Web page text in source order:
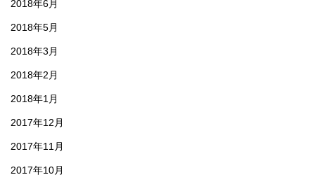
2018年6月
2018年5月
2018年3月
2018年2月
2018年1月
2017年12月
2017年11月
2017年10月